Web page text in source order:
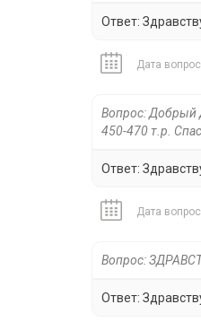
Ответ:
Дата
Вопрос: Добрый
450-470 т.р.
Ответ:
Дата
Вопрос:
Ответ: